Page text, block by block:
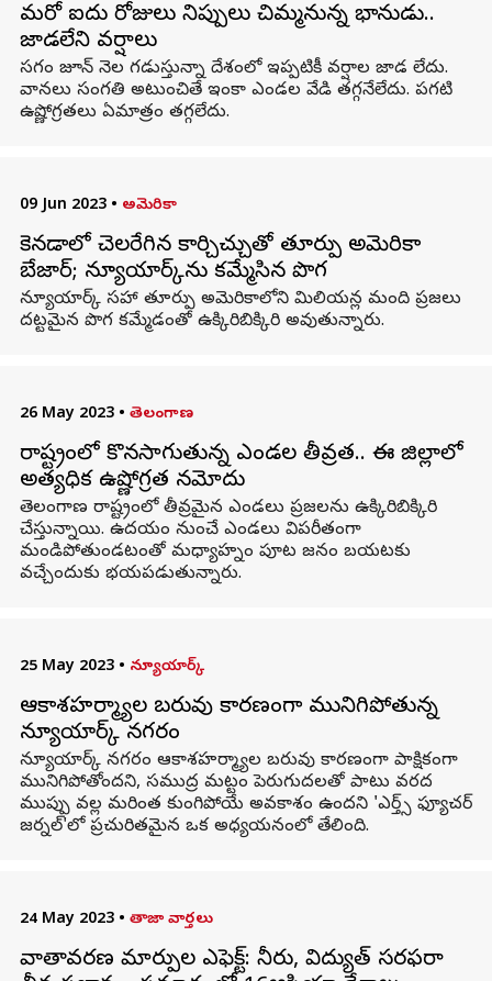
మరో ఐదు రోజులు నిప్పులు చిమ్మనున్న భానుడు..
జాడలేని వర్షాలు
సగం జూన్ నెల గడుస్తున్నా దేశంలో ఇప్పటికీ వర్షాల జాడ లేదు.
వానలు సంగతి అటుంచితే ఇంకా ఎండల వేడి తగ్గనేలేదు. పగటి
ఉష్ణోగ్రతలు ఏమాత్రం తగ్గలేదు.
09 Jun 2023 • అమెరికా
కెనడాలో చెలరేగిన కార్చిచ్చుతో తూర్పు అమెరికా
బేజార్; న్యూయార్క్‌ను కమ్మేసిన పొగ
న్యూయార్క్‌ సహా తూర్పు అమెరికాలోని మిలియన్ల మంది ప్రజలు
దట్టమైన పొగ కమ్మేడంతో ఉక్కిరిబిక్కిరి అవుతున్నారు.
26 May 2023 • తెలంగాణ
రాష్ట్రంలో కొనసాగుతున్న ఎండల తీవ్రత.. ఈ జిల్లాలో
అత్యధిక ఉష్ణోగ్రత నమోదు
తెలంగాణ రాష్ట్రంలో తీవ్రమైన ఎండలు ప్రజలను ఉక్కిరిబిక్కిరి
చేస్తున్నాయి. ఉదయం నుంచే ఎండలు విపరీతంగా
మండిపోతుండటంతో మధ్యాహ్నం పూట జనం బయటకు
వచ్చేందుకు భయపడుతున్నారు.
25 May 2023 • న్యూయార్క్
ఆకాశహర్మ్యాల బరువు కారణంగా మునిగిపోతున్న
న్యూయార్క్ నగరం
న్యూయార్క్ నగరం ఆకాశహర్మ్యాల బరువు కారణంగా పాక్షికంగా
మునిగిపోతోందని, సముద్ర మట్టం పెరుగుదలతో పాటు వరద
ముప్పు వల్ల మరింత కుంగిపోయే అవకాశం ఉందని 'ఎర్త్స్ ఫ్యూచర్
జర్నల్‌'లో ప్రచురితమైన ఒక అధ్యయనంలో తేలింది.
24 May 2023 • తాజా వార్తలు
వాతావరణ మార్పుల ఎఫెక్ట్: నీరు, విద్యుత్ సరఫరా